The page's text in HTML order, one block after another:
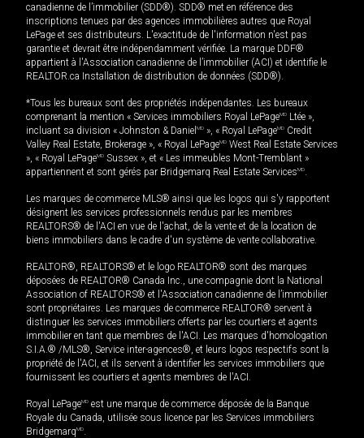
canadienne de l’immobilier (SDD®). SDD® met en référence des
inscriptions tenues par des agences immobilières autres que Royal
LePage et ses distributeurs. L'exactitude de l'information n'est pas
garantie et devrait être indépendamment vérifiée. La marque DDF®
appartient à l'Association canadienne de l’immobilier (ACI) et identifie le
REALTOR.ca Installation de distribution de données (SDD®).
*Tous les bureaux sont des propriétés indépendantes. Les bureaux
comprenant la mention « Services immobiliers Royal LePageMD Ltée »,
incluant sa division « Johnston & Daniel MD », « Royal LePageMD Credit
Valley Real Estate, Brokerage », « Royal LePageMD West Real Estate Services
», « Royal LePageMD Sussex », et « Les immeubles Mont-Tremblant »
appartiennent et sont gérés par Bridgemarq Real Estate ServicesMD
Les marques de commerce MLS® ainsi que les logos qui s'y rapportent
désignent les services professionnels rendus par les membres
REALTORS® de l'ACI en vue de l'achat, de la vente et de la location de
biens immobiliers dans le cadre d'un système de vente collaborative.
REALTOR®, REALTORS® et le logo REALTOR® sont des marques
déposées de REALTOR® Canada Inc., une compagnie dont la National
Association of REALTORS® et l'Association canadienne de l’immobilier
sont propriétaires. Les marques de commerce REALTOR® servent à
distinguer les services immobiliers offerts par les courtiers et agents
immobilier en tant que membres de l'ACI. Les marques d'homologation
S.I.A.® /MLS®, Service inter-agences®, et leurs logos respectifs sont la
propriété de l'ACI, et ils servent à identifier les services immobiliers que
fournissent les courtiers et agents membres de l'ACI.
Royal LePageMD est une marque de commerce déposée de la Banque
Royale du Canada, utilisée sous licence par les Services immobiliers
BridgemarqMD